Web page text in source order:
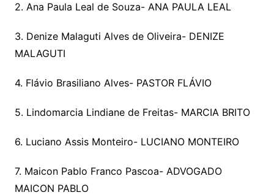
2. Ana Paula Leal de Souza- ANA PAULA LEAL
3. Denize Malaguti Alves de Oliveira- DENIZE
MALAGUTI
4. Flávio Brasiliano Alves- PASTOR FLÁVIO
5. Lindomarcia Lindiane de Freitas- MARCIA BRITO
6. Luciano Assis Monteiro- LUCIANO MONTEIRO
7. Maicon Pablo Franco Pascoa- ADVOGADO
MAICON PABLO